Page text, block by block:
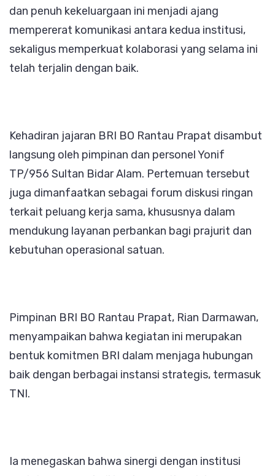
dan penuh kekeluargaan ini menjadi ajang
mempererat komunikasi antara kedua institusi,
sekaligus memperkuat kolaborasi yang selama ini
telah terjalin dengan baik.
Kehadiran jajaran BRI BO Rantau Prapat disambut
langsung oleh pimpinan dan personel Yonif
TP/956 Sultan Bidar Alam. Pertemuan tersebut
juga dimanfaatkan sebagai forum diskusi ringan
terkait peluang kerja sama, khususnya dalam
mendukung layanan perbankan bagi prajurit dan
kebutuhan operasional satuan.
Pimpinan BRI BO Rantau Prapat, Rian Darmawan,
menyampaikan bahwa kegiatan ini merupakan
bentuk komitmen BRI dalam menjaga hubungan
baik dengan berbagai instansi strategis, termasuk
TNI.
Ia menegaskan bahwa sinergi dengan institusi